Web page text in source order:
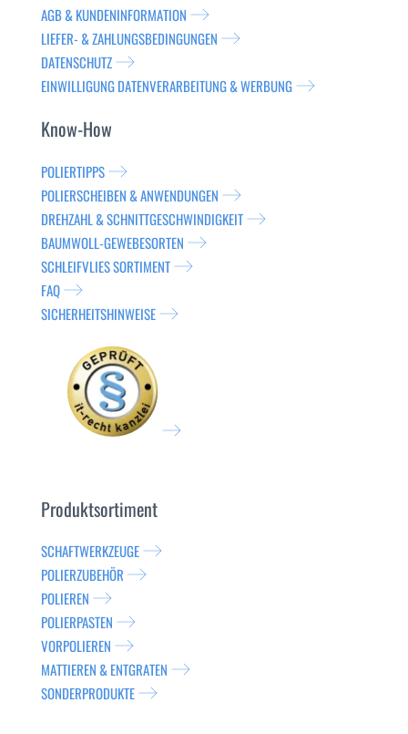
AGB & KUNDENINFORMATION
LIEFER- & ZAHLUNGSBEDINGUNGEN
DATENSCHUTZ
EINWILLIGUNG DATENVERARBEITUNG & WERBUNG
Know-How
POLIERTIPPS
POLIERSCHEIBEN & ANWENDUNGEN
DREHZAHL & SCHNITTGESCHWINDIGKEIT
BAUMWOLL-GEWEBESORTEN
SCHLEIFVLIES SORTIMENT
FAQ
SICHERHEITSHINWEISE
Produktsortiment
SCHAFTWERKZEUGE
POLIERZUBEHÖR
POLIEREN
POLIERPASTEN
VORPOLIEREN
MATTIEREN & ENTGRATEN
SONDERPRODUKTE